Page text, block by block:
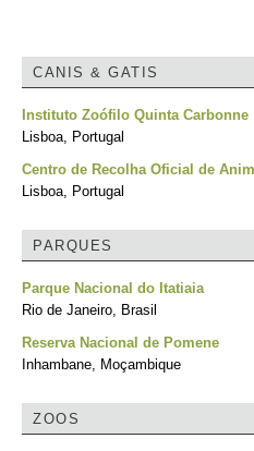
CANIS & GATIS
Instituto Zoófilo Quinta Carbonne
Lisboa, Portugal
Centro de Recolha Oficial de
Lisboa, Portugal
PARQUES
Parque Nacional do Itatiaia
Rio de Janeiro, Brasil
Reserva Nacional de Pomene
Inhambane, Moçambique
ZOOS